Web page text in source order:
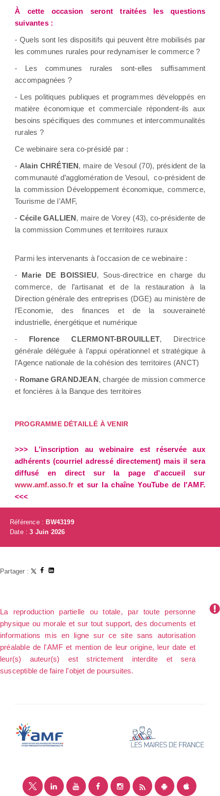
À cette occasion seront traitées les questions
suivantes :
- Quels sont les dispositifs qui peuvent être mobilisés par
les communes rurales pour redynamiser le commerce ?
- Les communes rurales sont-elles suffisamment
accompagnées ?
- Les politiques publiques et programmes développés en
matière économique et commerciale répondent-ils aux
besoins spécifiques des communes et intercommunalités
rurales ?
Ce webinaire sera co-présidé par :
- Alain CHRÉTIEN, maire de Vesoul (70), président de la
communauté d’agglomération de Vesoul, co-président de
la commission Développement économique, commerce,
Tourisme de l’AMF,
- Cécile GALLIEN, maire de Vorey (43), co-présidente de
la commission Communes et territoires ruraux
Parmi les intervenants à l'occasion de ce webinaire :
- Marie DE BOISSIEU, Sous-directrice en charge du
commerce, de l’artisanat et de la restauration à la
Direction générale des entreprises (DGE) au ministère de
l’Economie, des finances et de la souveraineté
industrielle, énergétique et numérique
- Florence CLERMONT-BROUILLET, Directrice
générale déléguée à l’appui opérationnel et stratégique à
l’Agence nationale de la cohésion des territoires (ANCT)
- Romane GRANDJEAN, chargée de mission commerce
et foncières à la Banque des territoires
PROGRAMME DÉTAILLÉ À VENIR
>>> L'inscription au webinaire est réservée aux
adhérents (courriel adressé directement) mais il sera
diffusé en direct sur la page d'accueil sur
www.amf.asso.fr et sur la chaîne YouTube de l'AMF.
<<<
Référence :BW43199
Date :3 Juin 2026
Partager :
La reproduction partielle ou totale, par toute personne
physique ou morale et sur tout support, des documents et
informations mis en ligne sur ce site sans autorisation
préalable de l'AMF et mention de leur origine, leur date et
leur(s) auteur(s) est strictement interdite et sera
susceptible de faire l'objet de poursuites.